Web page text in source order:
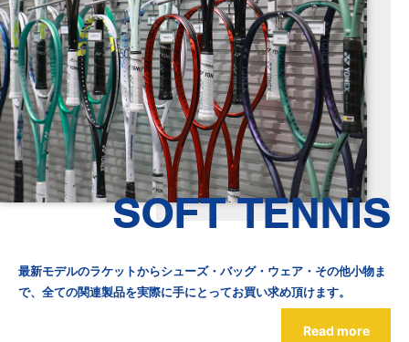
最新モデルのラケットからシューズ・バッグ・ウェア・その他小物ま
で、全ての関連製品を実際に手にとってお買い求め頂けます。
Read more
SOFT TENNIS